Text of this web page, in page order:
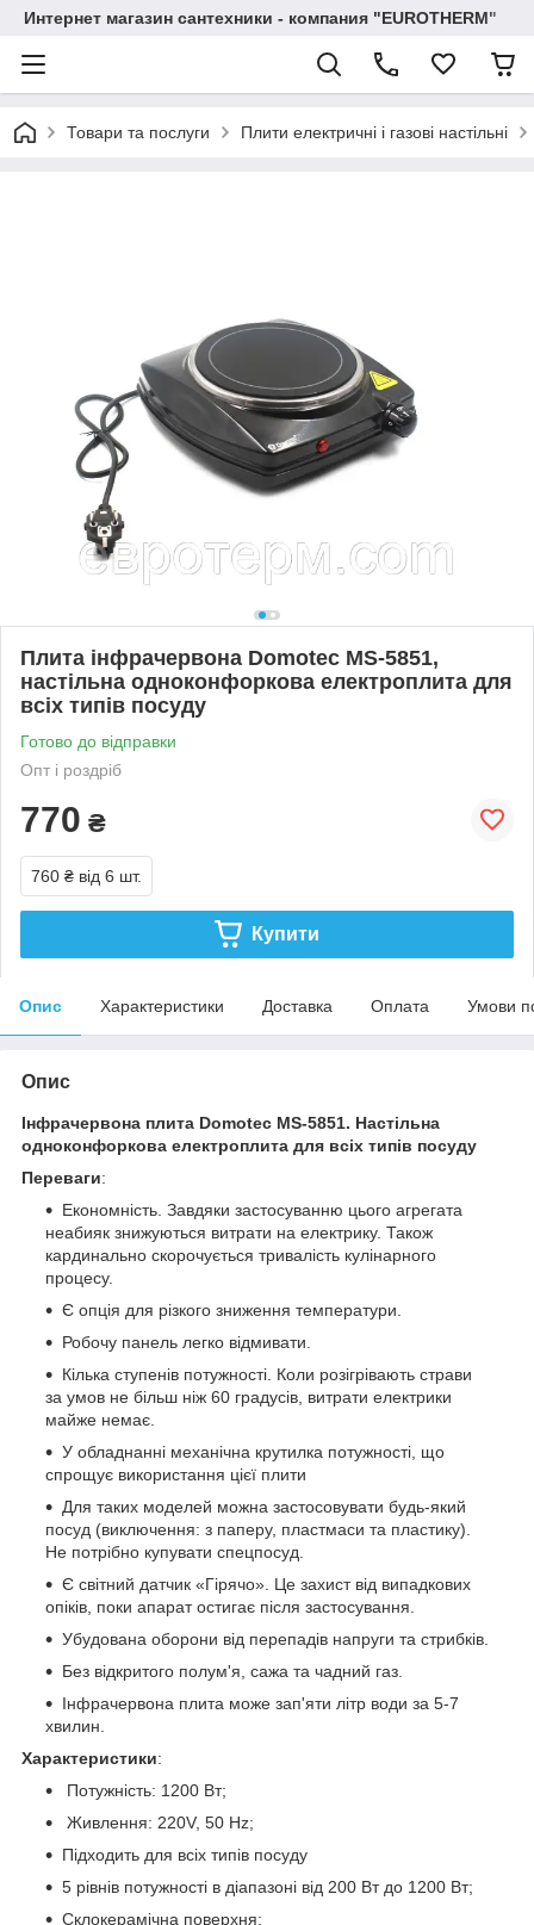
Интернет магазин сантехники - компания "EUROTHERM"
Товари та послуги Плити електричні і газові настільні
Плита інфрачервона Domotec MS-5851,
настільна одноконфоркова електроплита для
всіх типів посуду
Готово до відправки
Опт і роздріб
770 ₴
760 ₴ від 6 шт.
Купити
Опис Характеристики Доставка Оплата Умови
Опис
Інфрачервона плита Domotec MS-5851. Настільна
одноконфоркова електроплита для всіх типів посуду
Переваги:
Економність. Завдяки застосуванню цього агрегата
неабияк знижуються витрати на електрику. Також
кардинально скорочується тривалість кулінарного
процесу.
Є опція для різкого зниження температури.
Робочу панель легко відмивати.
Кілька ступенів потужності. Коли розігрівають страви
за умов не більш ніж 60 градусів, витрати електрики
майже немає.
У обладнанні механічна крутилка потужності, що
спрощує використання цієї плити
Для таких моделей можна застосовувати будь-який
посуд (виключення: з паперу, пластмаси та пластику).
Не потрібно купувати спецпосуд.
Є світний датчик «Гірячо». Це захист від випадкових
опіків, поки апарат остигає після застосування.
Убудована оборони від перепадів напруги та стрибків.
Без відкритого полум'я, сажа та чадний газ.
Інфрачервона плита може зап'яти літр води за 5-7
хвилин.
Характеристики:
Потужність: 1200 Вт;
Живлення: 220V, 50 Hz;
Підходить для всіх типів посуду
5 рівнів потужності в діапазоні від 200 Вт до 1200 Вт;
Склокерамічна поверхня;